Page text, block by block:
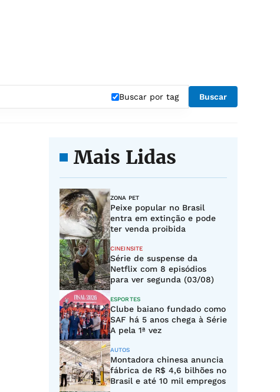
Buscar por tag Buscar
Mais Lidas
ZONA PET
Peixe popular no Brasil
entra em extinção e pode
ter venda proibida
CINEINSITE
Série de suspense da
Netflix com 8 episódios
para ver segunda (03/08)
ESPORTES
Clube baiano fundado como
SAF há 5 anos chega à Série
A pela 1ª vez
AUTOS
Montadora chinesa anuncia
fábrica de R$ 4,6 bilhões no
Brasil e até 10 mil empregos